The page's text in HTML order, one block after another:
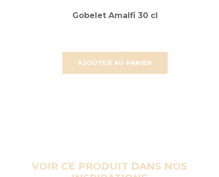
AJOUTER AU PANIER
Gobelet Amalfi 30 cl
VOIR CE PRODUIT DANS NOS